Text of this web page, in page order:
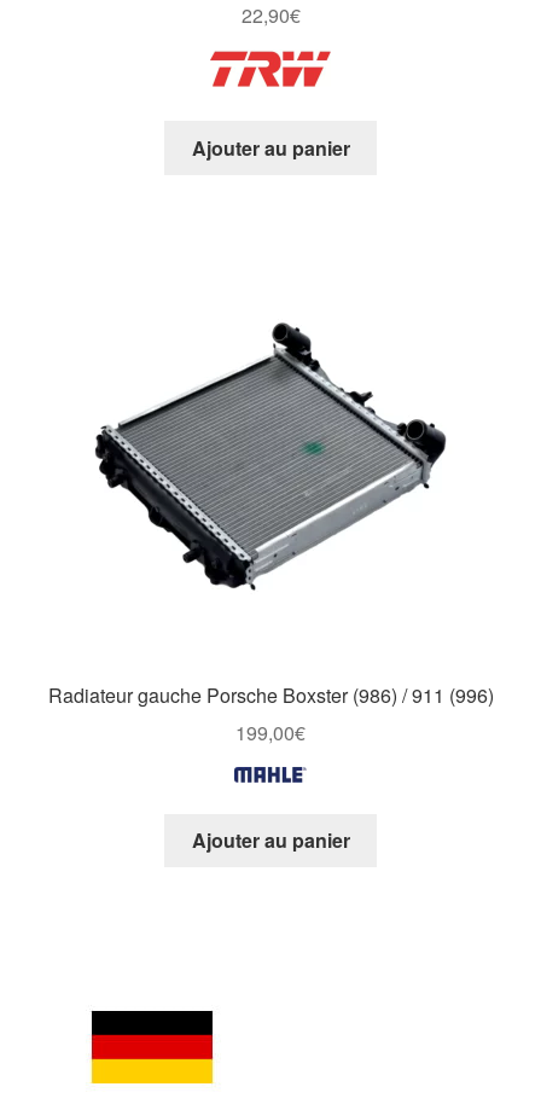
22,90€
Ajouter au panier
Radiateur gauche Porsche Boxster (986) / 911 (996)
199,00€
Ajouter au panier